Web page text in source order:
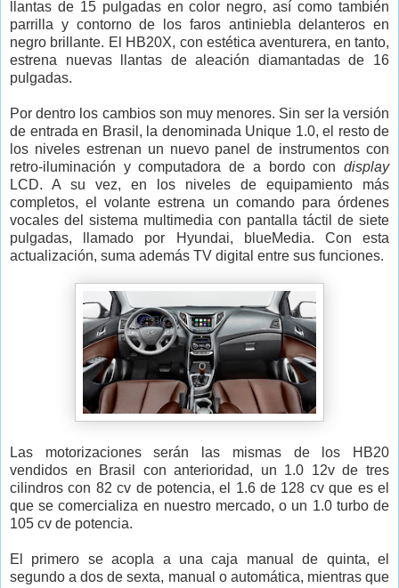
llantas de 15 pulgadas en color negro, así como también
parrilla y contorno de los faros antiniebla delanteros en
negro brillante. El HB20X, con estética aventurera, en tanto,
estrena nuevas llantas de aleación diamantadas de 16
pulgadas.
Por dentro los cambios son muy menores. Sin ser la versión
de entrada en Brasil, la denominada Unique 1.0, el resto de
los niveles estrenan un nuevo panel de instrumentos con
retro-iluminación y computadora de a bordo con display
LCD. A su vez, en los niveles de equipamiento más
completos, el volante estrena un comando para órdenes
vocales del sistema multimedia con pantalla táctil de siete
pulgadas, llamado por Hyundai, blueMedia. Con esta
actualización, suma además TV digital entre sus funciones.
Las motorizaciones serán las mismas de los HB20
vendidos en Brasil con anterioridad, un 1.0 12v de tres
cilindros con 82 cv de potencia, el 1.6 de 128 cv que es el
que se comercializa en nuestro mercado, o un 1.0 turbo de
105 cv de potencia.
El primero se acopla a una caja manual de quinta, el
segundo a dos de sexta, manual o automática, mientras que